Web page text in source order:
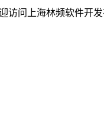
访问上海林频软件开